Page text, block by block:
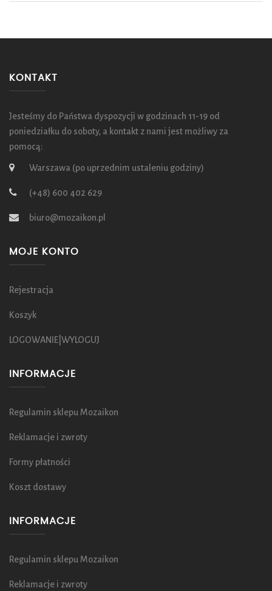
KONTAKT
Jesteśmy do Państwa dyspozycji w godzinach 11-19 od
poniedziałku do soboty, a kontakt z nami jest możliwy za
pomocą:
Warszawa (po uprzednim ustaleniu godziny)
(+48) 600 402 629
biuro@mozaikon.pl
MOJE KONTO
Rejestracja
Koszyk
LOGOWANIE|WYLOGUJ
INFORMACJE
Regulamin sklepu Mozaikon
Reklamacje i zwroty
Formy płatności
Koszt dostawy
INFORMACJE
Regulamin sklepu Mozaikon
Reklamacje i zwroty